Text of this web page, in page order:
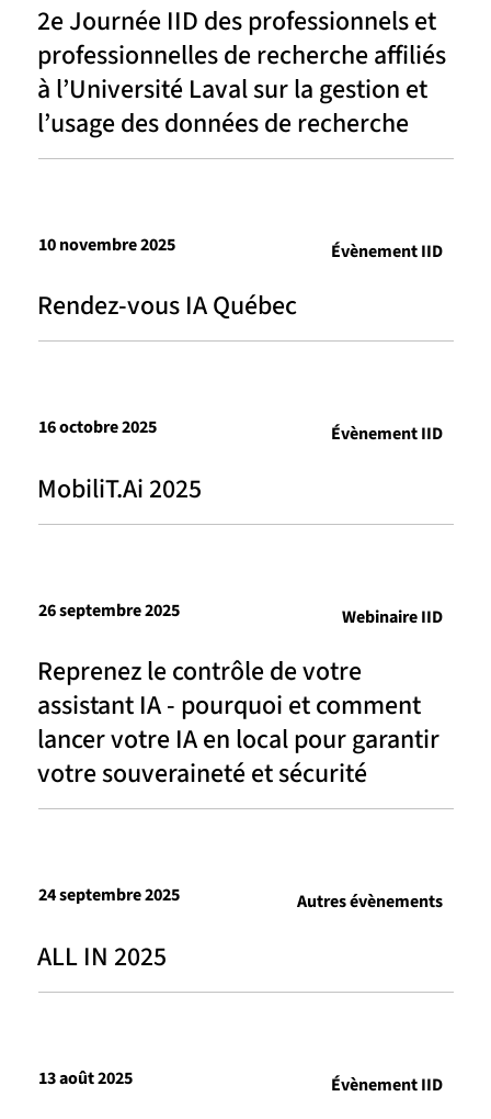
2e Journée IID des professionnels et
professionnelles de recherche affiliés
à l’Université Laval sur la gestion et
l’usage des données de recherche
Rendez-vous IA Québec
10 novembre 2025 Évènement IID
MobiliT.Ai 2025
16 octobre 2025 Évènement IID
Reprenez le contrôle de votre
assistant IA - pourquoi et comment
lancer votre IA en local pour garantir
votre souveraineté et sécurité
26 septembre 2025 Webinaire IID
ALL IN 2025
24 septembre 2025 Autres évènements
13 août 2025 Évènement IID